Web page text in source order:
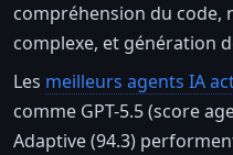
compréhension du code,
complexe, et génération
Les meilleurs agents IA
comme GPT-5.5 (score
Adaptive (94.3)